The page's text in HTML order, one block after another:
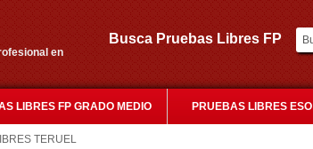
en
Busca Pruebas Libres FP
LIBRES FP GRADO MEDIO PRUEBAS LIBRES ESO
TERUEL